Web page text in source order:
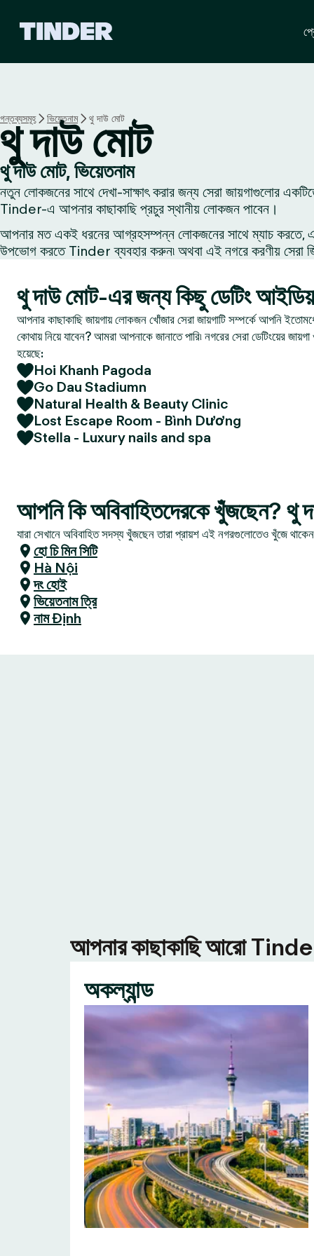
হো
ম
গন্তব্যসমূহ ভিয়েতনাম থু দাউ মোট
থু দাউ মোট
থু দাউ মোট, ভিয়েতনাম
নতুন লোকজনের সাথে দেখা-সাক্ষাৎ করার জন্য সেরা জায়গাগুলোর
Tinder-এ আপনার কাছাকাছি প্রচুর স্থানীয় লোকজন পাবেন।
আপনার মত একই ধরনের আগ্রহসম্পন্ন লোকজনের সাথে ম্যাচ করতে,
উপভোগ করতে Tinder ব্যবহার করুন৷ অথবা এই নগরে করণীয় সেরা
থু দাউ মোট-এর জন্য কিছু ডেটিং
আপনার কাছাকাছি জায়গায় লোকজন খোঁজার সেরা জায়গাটি সম্পর্কে আপনি
কোথায় নিয়ে যাবেন? আমরা আপনাকে জানাতে পারি৷ নগরের সেরা ডেটিংয়ের
হয়েছে:
Hoi Khanh Pagoda
Go Dau Stadiumn
Natural Health & Beauty Clinic
Lost Escape Room - Bình Dương
Stella - Luxury nails and spa
আপনি কি অবিবাহিতদেরকে খুঁজছেন? থু
যারা সেখানে অবিবাহিত সদস্য খুঁজছেন তারা প্রায়শ এই নগরগুলোতেও খুঁজে
হো চি মিন সিটি
Hà Nội
দং হোই
ভিয়েতনাম ত্রি
নাম Định
আপনার কাছাকাছি আরো
অকল্যান্ড